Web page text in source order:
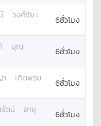
วงศ์ชัย :
6ชั่วโมง
บุญ
6ชั่วโมง
เกิดพรม
6ชั่วโมง
ตน์
อายุ
6ชั่วโมง